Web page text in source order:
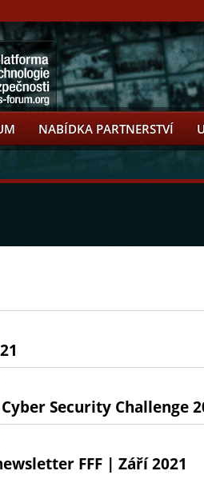
NABÍDKA PARTNERSTVÍ
Security Challenge
FFF | Září 2021